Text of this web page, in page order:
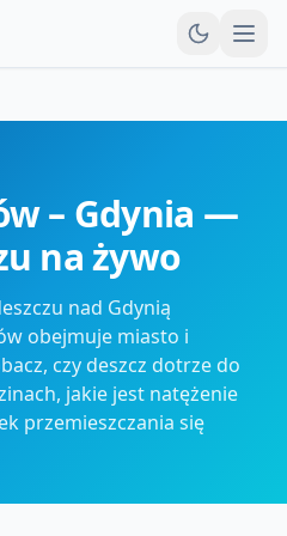
– Gdynia —
na żywo
nad Gdynią
obejmuje miasto i
czy deszcz dotrze do
jakie jest natężenie
przemieszczania się